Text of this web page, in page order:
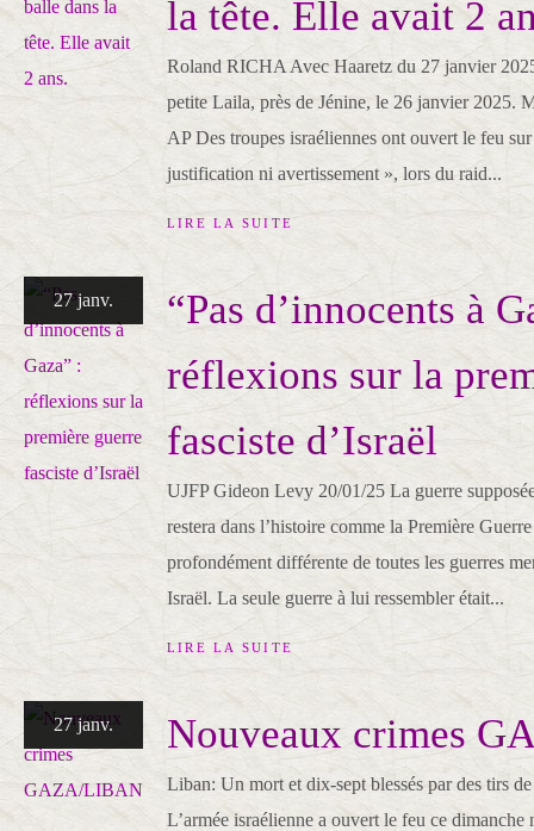
la tête. Elle avait 2
Roland RICHA Avec Haaretz du 27 janvier
petite Laila, près de Jénine, le 26 janvier
AP Des troupes israéliennes ont ouvert le feu
justification ni avertissement », lors du raid...
LIRE LA SUITE
27 janv.
“Pas d’innocents à
réflexions sur la
fasciste d’Israël
UJFP Gideon Levy 20/01/25 La guerre
restera dans l’histoire comme la Première
profondément différente de toutes les guerres
Israël. La seule guerre à lui ressembler était...
LIRE LA SUITE
27 janv. Nouveaux crimes
Liban: Un mort et dix-sept blessés par des tirs
L’armée israélienne a ouvert le feu ce dimanche